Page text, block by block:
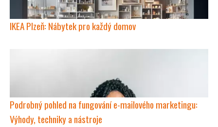
IKEA Plzeň: Nábytek pro každý domov
Podrobný pohled na fungování e-mailového marketingu:
Výhody, techniky a nástroje